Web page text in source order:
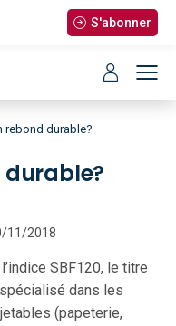
S'abonner
rebond durable?
durable?
11/2018
SBF120, le titre
dans les
(papeterie,